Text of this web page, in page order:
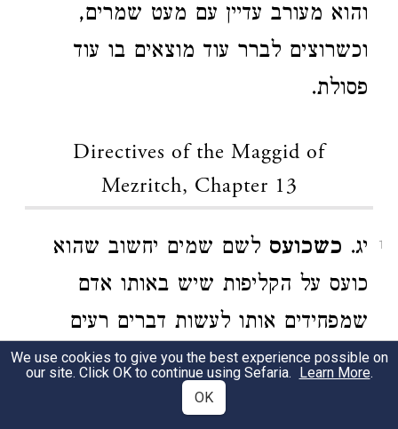
והוא מעורב עדיין עם מעט שמרים,
וכשרוצים לברר עוד מוצאים בו עוד
פסולת.
Directives of the Maggid of
Mezritch, Chapter 13
1 יג. כשכועס לשם שמים יחשוב שהוא
כועס על הקליפות שיש באותו אדם
שמפחידים אותו לעשות דברים רעים
אלו, והוא מכניע אותם בכעס תחת
We use cookies to give you the best experience possible on
our site. Click OK to continue using Sefaria. Learn More.
OK